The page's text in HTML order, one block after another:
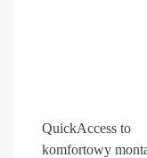
QuickAccess to
komfortowy